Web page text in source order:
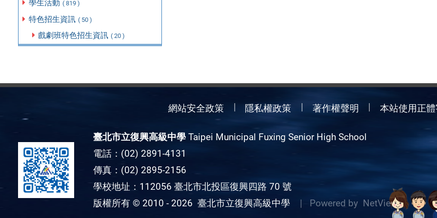
學生活動 ( 819 )
特色招生資訊 ( 50 )
戲劇班特色招生資訊 ( 20 )
網站安全政策 隱私權政策 著作權聲明 本站使用正
臺北市立復興高級中學Taipei Municipal Fuxing Senior High School
電話：(02) 2891-4131
傳真：(02) 2895-2156
學校地址：112056 臺北市北投區復興四路 70 號
版權所有 © 2010 - 2026 臺北市立復興高級中學 | Powered by NetView